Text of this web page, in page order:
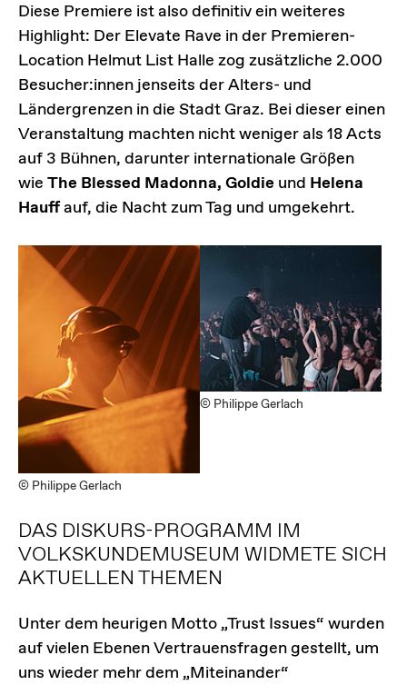
Diese Premiere ist also definitiv ein weiteres
Highlight: Der Elevate Rave in der Premieren-
Location Helmut List Halle zog zusätzliche 2.000
Besucher:innen jenseits der Alters- und
Ländergrenzen in die Stadt Graz. Bei dieser einen
Veranstaltung machten nicht weniger als 18 Acts
auf 3 Bühnen, darunter internationale Größen
wie The Blessed Madonna, Goldie und Helena
Hauffauf, die Nacht zum Tag und umgekehrt.
© Philippe Gerlach
© Philippe Gerlach
DAS DISKURS-PROGRAMM IM
VOLKSKUNDEMUSEUM WIDMETE SICH
AKTUELLEN THEMEN
Unter dem heurigen Motto „Trust Issues“ wurden
auf vielen Ebenen Vertrauensfragen gestellt, um
uns wieder mehr dem „Miteinander“